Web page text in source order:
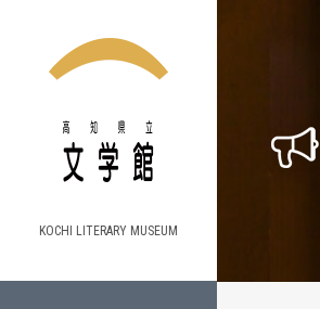
KOCHI LITERARY MUSEUM